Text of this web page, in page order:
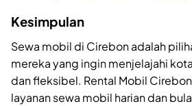
Kesimpulan
Sewa mobil di Cirebon adalah
mereka yang ingin menjelajahi
dan fleksibel. Rental Mobil
layanan sewa mobil harian dan